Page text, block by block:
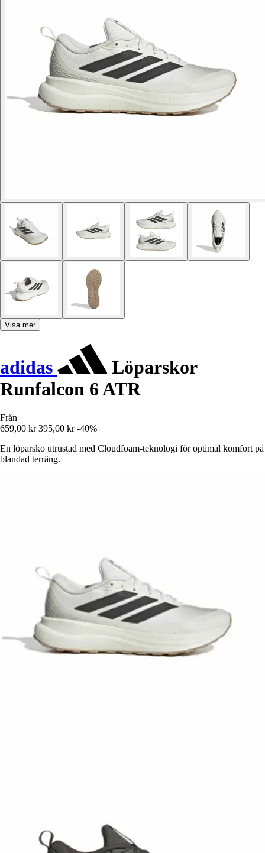
Visa mer
adidas
Löparskor
Runfalcon 6 ATR
Från
659,00 kr 395,00 kr -40%
En löparsko utrustad med Cloudfoam-teknologi för optimal komfort på
blandad terräng.